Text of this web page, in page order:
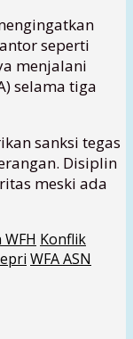
seperti
menjalani
selama tiga
sanksi tegas
Disiplin
meski ada
Konflik
WFA ASN